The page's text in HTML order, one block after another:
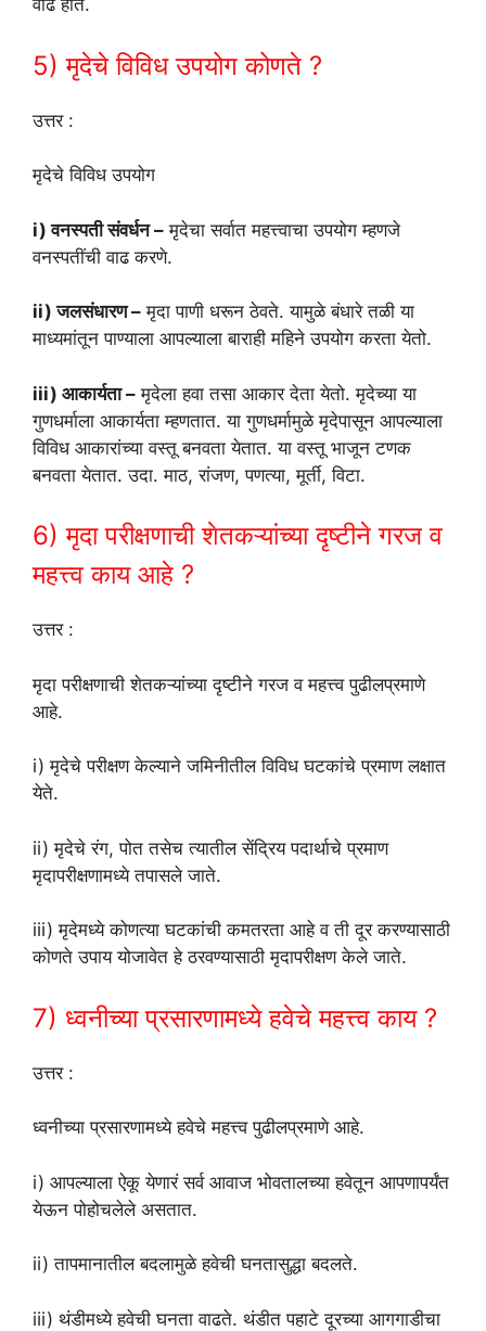
वाढ होते.
5) मृदेचे विविध उपयोग कोणते ?
उत्तर :
मृदेचे विविध उपयोग
i) वनस्पती संवर्धन – मृदेचा सर्वात महत्त्वाचा उपयोग म्हणजे
वनस्पतींची वाढ करणे.
ii) जलसंधारण – मृदा पाणी धरून ठेवते. यामुळे बंधारे तळी या
माध्यमांतून पाण्याला आपल्याला बाराही महिने उपयोग करता येतो.
iii) आकार्यता – मृदेला हवा तसा आकार देता येतो. मृदेच्या या
गुणधर्माला आकार्यता म्हणतात. या गुणधर्मामुळे मृदेपासून आपल्याला
विविध आकारांच्या वस्तू बनवता येतात. या वस्तू भाजून टणक
बनवता येतात. उदा. माठ, रांजण, पणत्या, मूर्ती, विटा.
6) मृदा परीक्षणाची शेतकऱ्यांच्या दृष्टीने गरज व
महत्त्व काय आहे ?
उत्तर :
मृदा परीक्षणाची शेतकऱ्यांच्या दृष्टीने गरज व महत्त्व पुढीलप्रमाणे
आहे.
i) मृदेचे परीक्षण केल्याने जमिनीतील विविध घटकांचे प्रमाण लक्षात
येते.
ii) मृदेचे रंग, पोत तसेच त्यातील सेंद्रिय पदार्थाचे प्रमाण
मृदापरीक्षणामध्ये तपासले जाते.
iii) मृदेमध्ये कोणत्या घटकांची कमतरता आहे व ती दूर करण्यासाठी
कोणते उपाय योजावेत हे ठरवण्यासाठी मृदापरीक्षण केले जाते.
7) ध्वनीच्या प्रसारणामध्ये हवेचे महत्त्व काय ?
उत्तर :
ध्वनीच्या प्रसारणामध्ये हवेचे महत्त्व पुढीलप्रमाणे आहे.
i) आपल्याला ऐकू येणारं सर्व आवाज भोवतालच्या हवेतून आपणापर्यंत
येऊन पोहोचलेले असतात.
ii) तापमानातील बदलामुळे हवेची घनतासुद्धा बदलते.
iii) थंडीमध्ये हवेची घनता वाढते. थंडीत पहाटे दूरच्या आगगाडीचा